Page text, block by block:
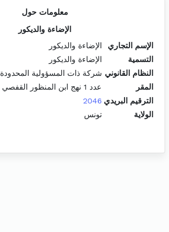
معلومات حول
الإضاءة والديكور
الإسم التجاري
الإضاءة والديكور
التسمية
الإضاءة والديكور
النظام القانوني شركة ذات المسؤولية المحدودة
المقر
عدد 1 نهج ابن المنظور القفصي سيدي داود المرسى
الترقيم البريدي 2046
الولاية
تونس